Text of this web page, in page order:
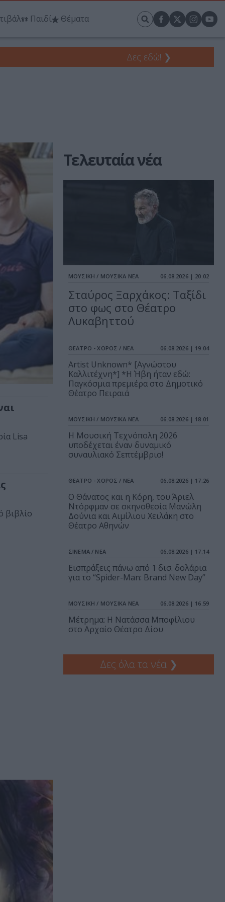
Παιδί Θέματα
Δες εδώ! ❯
Lisa
βιβλίο
Τελευταία νέα
ΜΟΥΣΙΚΗ / ΜΟΥΣΙΚΑ ΝΕΑ 06.08.2026 | 20.02
Σταύρος Ξαρχάκος: Ταξίδι
στο φως στο Θέατρο
Λυκαβηττού
ΘΕΑΤΡΟ - ΧΟΡΟΣ / ΝΕΑ 06.08.2026 | 19.04
Artist Unknown* [Αγνώστου
Καλλιτέχνη*] *Η Ήβη ήταν εδώ:
Παγκόσμια πρεμιέρα στο Δημοτικό
Θέατρο Πειραιά
ΜΟΥΣΙΚΗ / ΜΟΥΣΙΚΑ ΝΕΑ 06.08.2026 | 18.01
Η Μουσική Τεχνόπολη 2026
υποδέχεται έναν δυναμικό
συναυλιακό Σεπτέμβριο!
ΘΕΑΤΡΟ - ΧΟΡΟΣ / ΝΕΑ 06.08.2026 | 17.26
Ο Θάνατος και η Κόρη, του Άριελ
Ντόρφμαν σε σκηνοθεσία Μανώλη
Δούνια και Αιμίλιου Χειλάκη στο
Θέατρο Αθηνών
ΣΙΝΕΜΑ / ΝΕΑ 06.08.2026 | 17.14
Εισπράξεις πάνω από 1 δισ. δολάρια
για το “Spider-Man: Brand New Day”
ΜΟΥΣΙΚΗ / ΜΟΥΣΙΚΑ ΝΕΑ 06.08.2026 | 16.59
Μέτρημα: Η Νατάσσα Μποφίλιου
στο Αρχαίο Θέατρο Δίου
Δες όλα τα νέα ❯